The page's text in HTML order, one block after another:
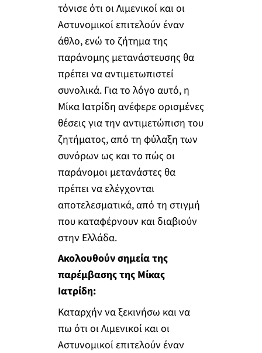
τόνισε ότι οι Λιμενικοί και οι
Αστυνομικοί επιτελούν έναν
άθλο, ενώ το ζήτημα της
παράνομης μετανάστευσης θα
πρέπει να αντιμετωπιστεί
συνολικά. Για το λόγο αυτό, η
Μίκα Ιατρίδη ανέφερε ορισμένες
θέσεις για την αντιμετώπιση του
ζητήματος, από τη φύλαξη των
συνόρων ως και το πώς οι
παράνομοι μετανάστες θα
πρέπει να ελέγχονται
αποτελεσματικά, από τη στιγμή
που καταφέρνουν και διαβιούν
στην Ελλάδα.
Ακολουθούν σημεία της
παρέμβασης της Μίκας
Ιατρίδη:
Καταρχήν να ξεκινήσω και να
πω ότι οι Λιμενικοί και οι
Αστυνομικοί επιτελούν έναν